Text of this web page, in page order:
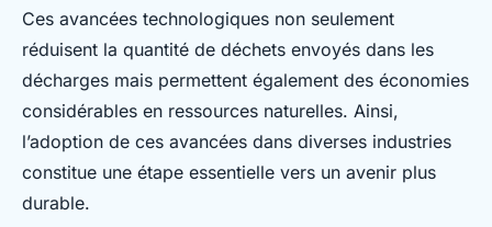
Ces avancées technologiques non seulement
réduisent la quantité de déchets envoyés dans les
décharges mais permettent également des économies
considérables en ressources naturelles. Ainsi,
l’adoption de ces avancées dans diverses industries
constitue une étape essentielle vers un avenir plus
durable.